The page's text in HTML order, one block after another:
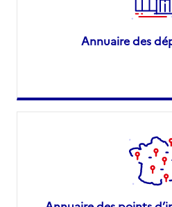
Annuaire des